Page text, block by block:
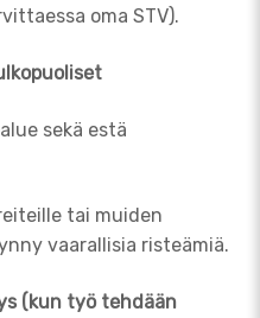
oma STV).
sekä estä
tai muiden
vaarallisia risteämiä.
(kun työ tehdään